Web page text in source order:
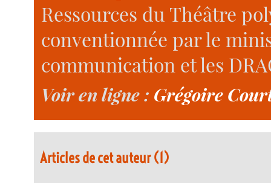
Ressources du Théâtre
conventionnée par le
communication et les
Voir en ligne : Grégoire
Articles de cet auteur (1)